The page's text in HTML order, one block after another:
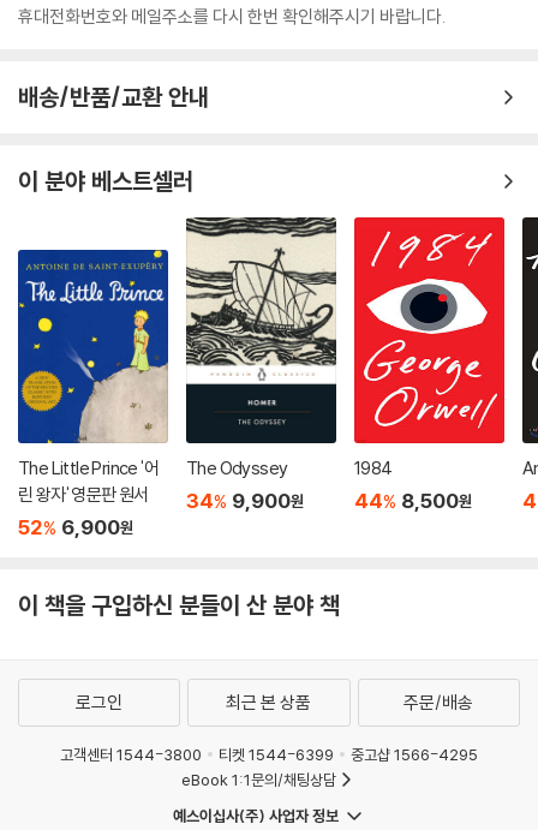
휴대전화번호와 메일주소를 다시 한번 확인해주시기 바랍니다.
배송/반품/교환 안내
이 분야 베스트셀러
The Little Prince '어
린 왕자' 영문판 원서
52% 6,900원
The Odyssey
34% 9,900원
1984
44% 8,500원
이 책을 구입하신 분들이 산 분야 책
로그인 최근 본 상품 주문/배송
고객센터 1544-3800 티켓 1544-6399
중고샵 1566-4295
eBook 1:1문의/채팅상담
예스이십사(주) 사업자 정보